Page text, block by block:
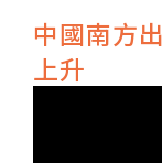
中國南方
上升